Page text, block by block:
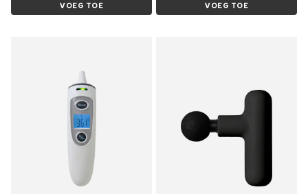
VOEG TOE VOEG TOE